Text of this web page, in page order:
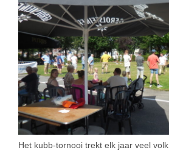
Het kubb-tornooi trekt elk jaar veel volk